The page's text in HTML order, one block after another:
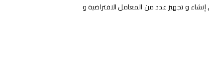
إنشاء و تجهيز عدد من المعامل الافتراضية و